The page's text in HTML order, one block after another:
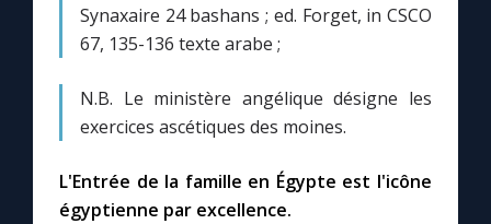
Chapelet pour le monde
Faire un don
Marie de Nazareth
Synaxaire 24 bashans ; ed. Forget, in CSCO
67, 135-136 texte arabe ;
N.B. Le ministère angélique désigne les
exercices ascétiques des moines.
L'Entrée de la famille en Égypte est l'icône
égyptienne par excellence.